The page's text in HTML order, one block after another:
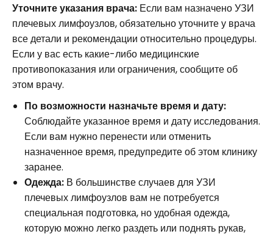
Уточните указания врача: Если вам назначено УЗИ
плечевых лимфоузлов, обязательно уточните у врача
все детали и рекомендации относительно процедуры.
Если у вас есть какие-либо медицинские
противопоказания или ограничения, сообщите об
этом врачу.
По возможности назначьте время и дату:
Соблюдайте указанное время и дату исследования.
Если вам нужно перенести или отменить
назначенное время, предупредите об этом клинику
заранее.
Одежда: В большинстве случаев для УЗИ
плечевых лимфоузлов вам не потребуется
специальная подготовка, но удобная одежда,
которую можно легко раздеть или поднять рукав,